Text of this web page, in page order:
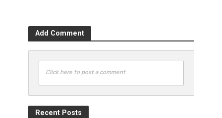
Add Comment
Click here to post a comment
Recent Posts